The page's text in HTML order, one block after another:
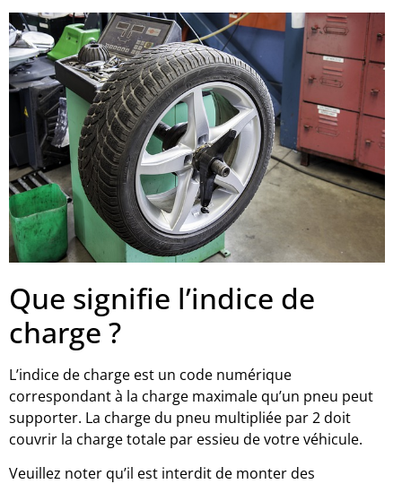
Que signifie l’indice de
charge ?
L’indice de charge est un code numérique
correspondant à la charge maximale qu’un pneu peut
supporter. La charge du pneu multipliée par 2 doit
couvrir la charge totale par essieu de votre véhicule.
Veuillez noter qu’il est interdit de monter des